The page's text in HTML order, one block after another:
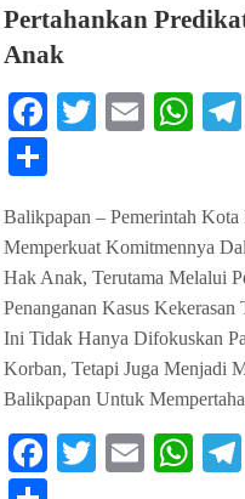
Pertahankan
Anak
Facebook
Twitter
Email
Balikpapan – Pemerintah
Memperkuat Komitmennya
Hak Anak, Terutama Melalui
Penanganan Kasus
Ini Tidak Hanya Difokuskan
Korban, Tetapi Juga Menjadi
Balikpapan Untuk
Facebook
Twitter
Email